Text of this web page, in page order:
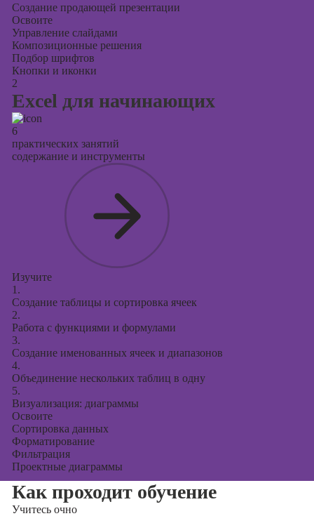
Создание продающей презентации
Освоите
Управление слайдами
Композиционные решения
Подбор шрифтов
Кнопки и иконки
2
Excel для начинающих
6
практических занятий
содержание и инструменты
Изучите
1.
Создание таблицы и сортировка ячеек
2.
Работа с функциями и формулами
3.
Создание именованных ячеек и диапазонов
4.
Объединение нескольких таблиц в одну
5.
Визуализация: диаграммы
Освоите
Сортировка данных
Форматирование
Фильтрация
Проектные диаграммы
Как проходит обучение
Учитесь очно